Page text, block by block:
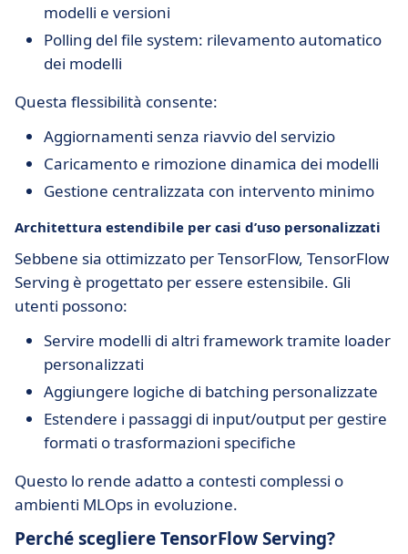
modelli e versioni
Polling del file system: rilevamento automatico
dei modelli
Questa flessibilità consente:
Aggiornamenti senza riavvio del servizio
Caricamento e rimozione dinamica dei modelli
Gestione centralizzata con intervento minimo
Architettura estendibile per casi d’uso personalizzati
Sebbene sia ottimizzato per TensorFlow, TensorFlow
Serving è progettato per essere estensibile. Gli
utenti possono:
Servire modelli di altri framework tramite loader
personalizzati
Aggiungere logiche di batching personalizzate
Estendere i passaggi di input/output per gestire
formati o trasformazioni specifiche
Questo lo rende adatto a contesti complessi o
ambienti MLOps in evoluzione.
Perché scegliere TensorFlow Serving?